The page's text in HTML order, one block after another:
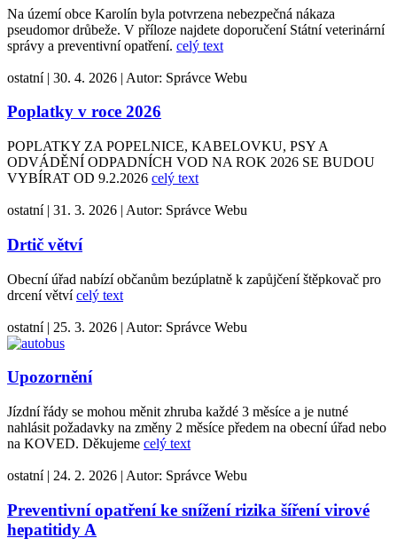
Na území obce Karolín byla potvrzena nebezpečná nákaza
pseudomor drůbeže. V příloze najdete doporučení Státní veterinární
správy a preventivní opatření. celý text
ostatní | 30. 4. 2026 | Autor: Správce Webu
Poplatky v roce 2026
POPLATKY ZA POPELNICE, KABELOVKU, PSY A
ODVÁDĚNÍ ODPADNÍCH VOD NA ROK 2026 SE BUDOU
VYBÍRAT OD 9.2.2026 celý text
ostatní | 31. 3. 2026 | Autor: Správce Webu
Drtič větví
Obecní úřad nabízí občanům bezúplatně k zapůjčení štěpkovač pro
drcení větvícelý text
ostatní | 25. 3. 2026 | Autor: Správce Webu
Upozornění
Jízdní řády se mohou měnit zhruba každé 3 měsíce a je nutné
nahlásit požadavky na změny 2 měsíce předem na obecní úřad nebo
na KOVED. Děkujeme celý text
ostatní | 24. 2. 2026 | Autor: Správce Webu
Preventivní opatření ke snížení rizika šíření virové
hepatitidy A